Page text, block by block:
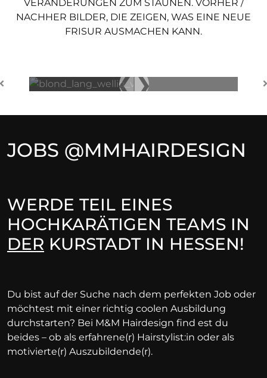
VERÄNDERUNGEN ZUM STAUNEN. VORHER /
NACHHER BILDER, DIE ZEIGEN, WAS EINE NEUE
FRISUR AUSMACHEN KANN.
Previous
JOBS @MMHAIRDESIGN
WERDE TEIL EINES
HOCHKARÄTIGEN TEAMS IN
DER KURSTADT IN HESSEN!
Du bist auf der Suche nach dem perfekten Job oder
möchtest mit einer richtig coolen Ausbildung
durchstarten? Bei M&M Hairdesign find est du
beides – ob als erfahrene(r) Hairstylist:in oder als
motivierte(r) Auszubildende(r).